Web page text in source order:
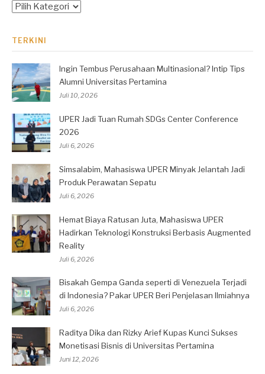
Kategori
TERKINI
Ingin Tembus Perusahaan Multinasional? Intip Tips
Alumni Universitas Pertamina
Juli 10, 2026
UPER Jadi Tuan Rumah SDGs Center Conference
2026
Juli 6, 2026
Simsalabim, Mahasiswa UPER Minyak Jelantah Jadi
Produk Perawatan Sepatu
Juli 6, 2026
Hemat Biaya Ratusan Juta, Mahasiswa UPER
Hadirkan Teknologi Konstruksi Berbasis Augmented
Reality
Juli 6, 2026
Bisakah Gempa Ganda seperti di Venezuela Terjadi
di Indonesia? Pakar UPER Beri Penjelasan Ilmiahnya
Juli 6, 2026
Raditya Dika dan Rizky Arief Kupas Kunci Sukses
Monetisasi Bisnis di Universitas Pertamina
Juni 12, 2026